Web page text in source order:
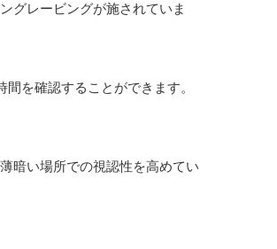
グレービングが施されていま
を確認することができます。
暗い場所での視認性を高めてい